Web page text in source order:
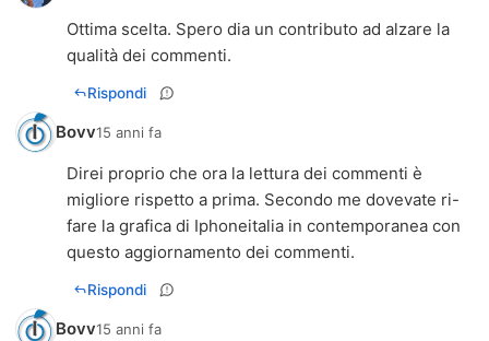
Ottima scelta. Spero dia un contributo ad alzare la
qualità dei commenti.
Rispondi
Bovv15 anni fa
Direi proprio che ora la lettura dei commenti è
migliore rispetto a prima. Secondo me dovevate ri-
fare la grafica di Iphoneitalia in contemporanea con
questo aggiornamento dei commenti.
Rispondi
Bovv15 anni fa